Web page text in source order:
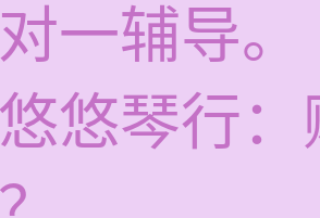
一辅导。
悠琴行